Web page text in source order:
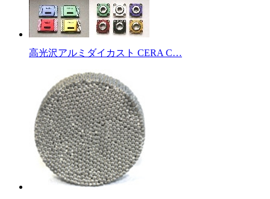
高光沢アルミダイカスト CERA C…